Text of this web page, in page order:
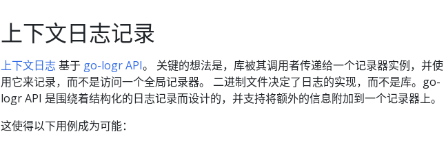
上下文日志记录
上下文日志基于 go-logr API。 关键的想法是，库被其调用者传递给一个记录器实例，并使
用它来记录，而不是访问一个全局记录器。 二进制文件决定了日志的实现，而不是库。go-
logr API 是围绕着结构化的日志记录而设计的，并支持将额外的信息附加到一个记录器上。
这使得以下用例成为可能：